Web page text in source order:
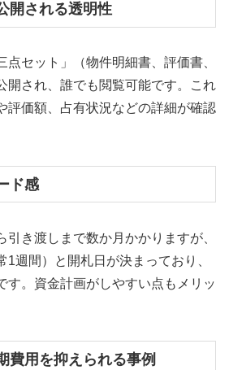
開される透明性
点セット」（物件明細書、評価書、
開され、誰でも閲覧可能です。これ
評価額、占有状況などの詳細が確認
ド感
引き渡しまで数か月かかりますが、
1週間）と開札日が決まっており、
す。資金計画がしやすい点もメリッ
費用を抑えられる事例